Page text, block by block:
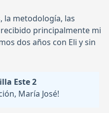
la metodología, las
principalmente mi
dos años con Eli y sin
Este 2
María José!